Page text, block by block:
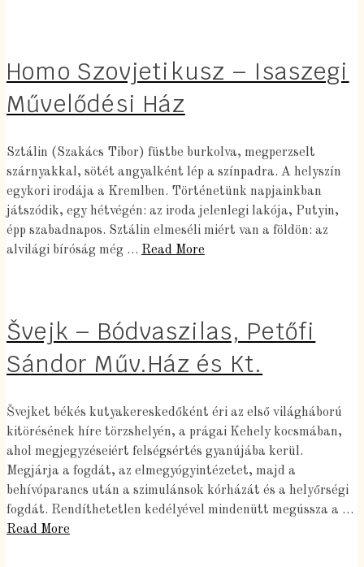
Homo Szovjetikusz – Isaszegi
Művelődési Ház
Sztálin (Szakács Tibor) füstbe burkolva, megperzselt
szárnyakkal, sötét angyalként lép a színpadra. A helyszín
egykori irodája a Kremlben. Történetünk napjainkban
játszódik, egy hétvégén: az iroda jelenlegi lakója, Putyin,
épp szabadnapos. Sztálin elmeséli miért van a földön: az
alvilági bíróság még … Read More
Švejk – Bódvaszilas, Petőfi
Sándor Műv.Ház és Kt.
Švejket békés kutyakereskedőként éri az első világháború
kitörésének híre törzshelyén, a prágai Kehely kocsmában,
ahol megjegyzéseiért felségsértés gyanújába kerül.
Megjárja a fogdát, az elmegyógyintézetet, majd a
behívóparancs után a szimulánsok kórházát és a helyőrségi
fogdát. Rendíthetetlen kedélyével mindenütt megússza a …
Read More